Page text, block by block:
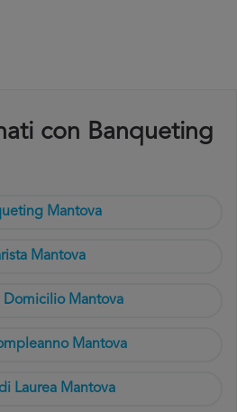
con Banqueting
Mantova
Mantova
Domicilio Mantova
Mantova
Laurea Mantova